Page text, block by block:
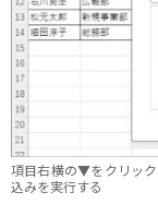
項目右横の▼をクリッ
込みを実行する